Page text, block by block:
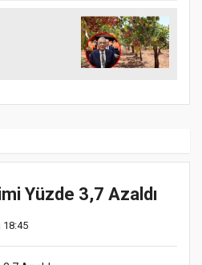
Yüzde 3,7 Azaldı
18:45